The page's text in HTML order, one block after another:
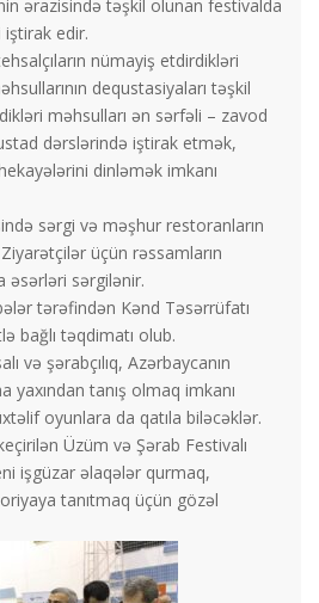
ərazisində təşkil olunan festivalda
edir.
nümayiş etdirdikləri
dequstasiyaları təşkil
məhsulları ən sərfəli – zavod
dərslərində iştirak etmək,
dinləmək imkanı
sərgi və məşhur restoranların
Ziyarətçilər üçün rəssamların
əsərləri sərgilənir.
tərəfindən Kənd Təsərrüfatı
bağlı təqdimatı olub.
və şərabçılıq, Azərbaycanın
yaxından tanış olmaq imkanı
oyunlara da qatıla biləcəklər.
Üzüm və Şərab Festivalı
işgüzar əlaqələr qurmaq,
tanıtmaq üçün gözəl